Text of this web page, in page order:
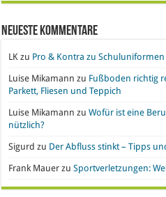
Neueste Kommentare
LK zu Pro & Kontra zu Schuluniformen
Luise Mikamann zu Fußboden richtig
Parkett, Fliesen und Teppich
Luise Mikamann zuWofür ist eine
nützlich?
Sigurd zu Der Abfluss stinkt – Tipps
Frank Mauer zuSportverletzungen: